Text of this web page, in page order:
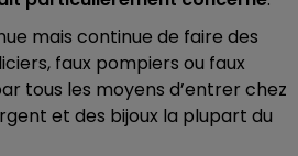
mais continue de faire des
faux pompiers ou faux
tous les moyens d’entrer chez
et des bijoux la plupart du